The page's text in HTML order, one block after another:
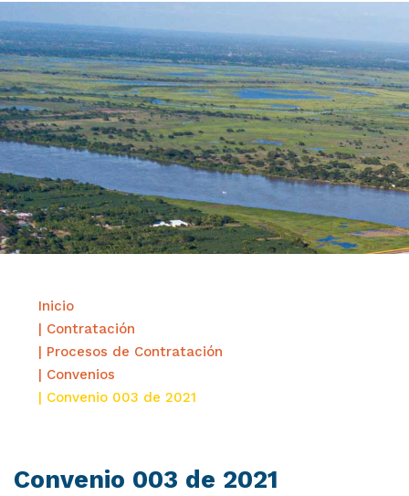
Inicio
| Contratación
| Procesos de Contratación
| Convenios
| Convenio 003 de 2021
Convenio 003 de 2021